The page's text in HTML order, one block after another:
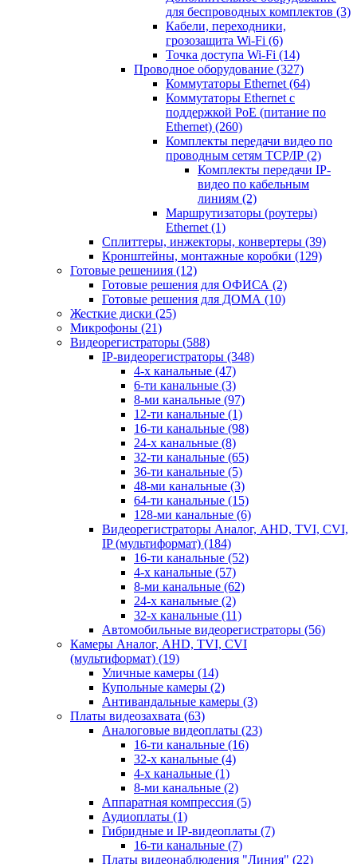
для беспроводных комплектов (3)
Кабели, переходники,
грозозащита Wi-Fi (6)
Точка доступа Wi-Fi (14)
Проводное оборудование (327)
Коммутаторы Ethernet (64)
Коммутаторы Ethernet с
поддержкой PoE (питание по
Ethernet) (260)
Комплекты передачи видео по
проводным сетям TCP/IP (2)
Комплекты передачи IP-
видео по кабельным
линиям (2)
Маршрутизаторы (роутеры)
Ethernet (1)
Сплиттеры, инжекторы, конвертеры (39)
Кронштейны, монтажные коробки (129)
Готовые решениия (12)
Готовые решения для ОФИСА (2)
Готовые решения для ДОМА (10)
Жесткие диски (25)
Микрофоны (21)
Видеорегистраторы (588)
IP-видеорегистраторы (348)
4-х канальные (47)
6-ти канальные (3)
8-ми канальные (97)
12-ти канальные (1)
16-ти канальные (98)
24-х канальные (8)
32-ти канальные (65)
36-ти канальные (5)
48-ми канальные (3)
64-ти канальные (15)
128-ми канальные (6)
Видеорегистраторы Аналог, AHD, TVI, CVI,
IP (мультиформат) (184)
16-ти канальные (52)
4-х канальные (57)
8-ми канальные (62)
24-х канальные (2)
32-х канальные (11)
Автомобильные видеорегистраторы (56)
Камеры Аналог, AHD, TVI, CVI
(мультиформат) (19)
Уличные камеры (14)
Купольные камеры (2)
Антивандальные камеры (3)
Платы видеозахвата (63)
Аналоговые видеоплаты (23)
16-ти канальные (16)
32-х канальные (4)
4-х канальные (1)
8-ми канальные (2)
Аппаратная компрессия (5)
Аудиоплаты (1)
Гибридные и IP-видеоплаты (7)
16-ти канальные (7)
Платы видеонаблюдения "Линия" (22)